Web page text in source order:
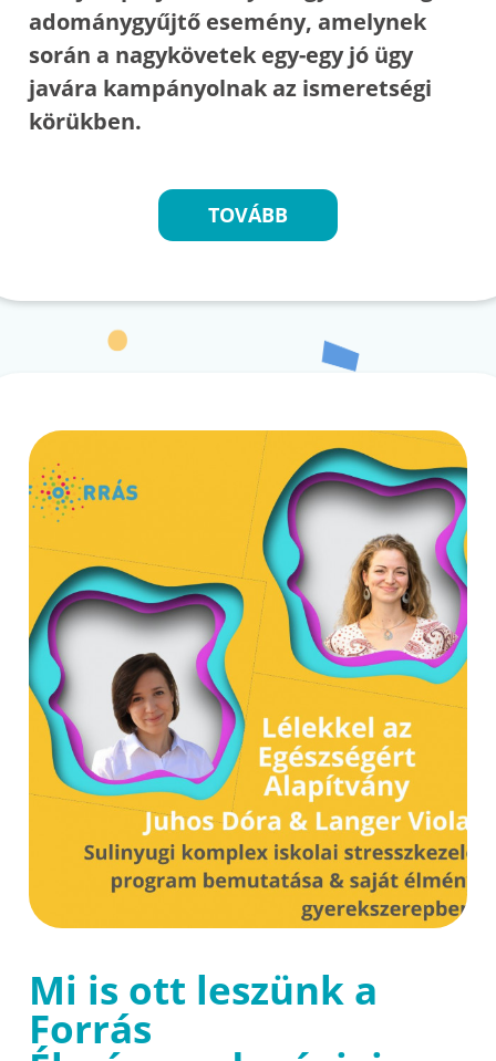
adománygyűjtő esemény, amelynek
során a nagykövetek egy-egy jó ügy
javára kampányolnak az ismeretségi
körükben.
TOVÁBB
Mi is ott leszünk a
Forrás